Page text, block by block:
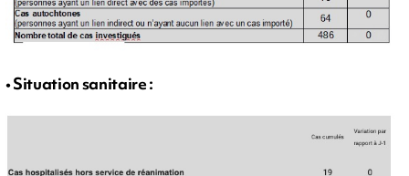
• Situation sanitaire :